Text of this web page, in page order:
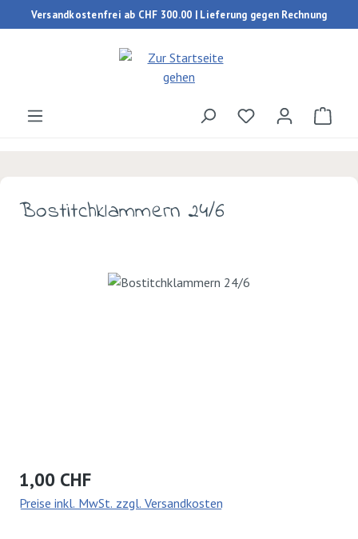
Zum Hauptinhalt springen
Versandkostenfrei ab CHF 300.00 | Lieferung gegen Rechnung
Du hast 0
Bostitchklammern 24/6
Bildergalerie überspringen
Regulärer Preis:
1,00 CHF
Preise inkl. MwSt. zzgl. Versandkosten